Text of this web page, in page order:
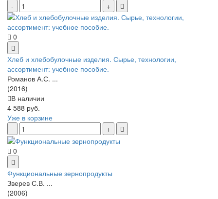
0
Хлеб и хлебобулочные изделия. Сырье, технологии,
ассортимент: учебное пособие.
Романов А.С. ...
(2016)
В наличии
4 588 руб.
Уже в корзине
0
Функциональные зернопродукты
Зверев С.В. ...
(2006)